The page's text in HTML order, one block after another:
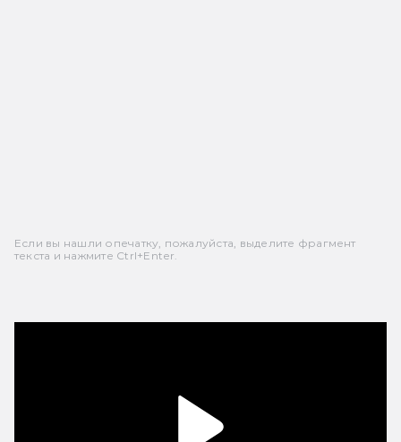
Если вы нашли опечатку, пожалуйста, выделите фрагмент
текста и нажмите Ctrl+Enter.